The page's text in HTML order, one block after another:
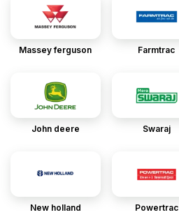
Massey ferguson Farmtrac
John deere Swaraj
New holland Powertrac